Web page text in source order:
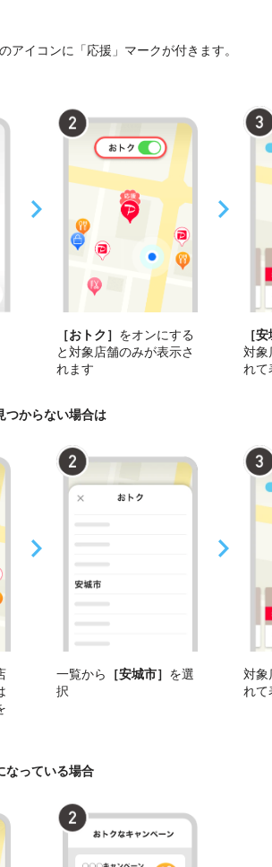
アイコンに「応援」マークが付きます。
［おトク］ をオンにする
と対象店舗のみが表示さ
れます
［
対象
れて
つからない場合は
一覧から ［安城市］ を選
択
対象
れて
なっている場合